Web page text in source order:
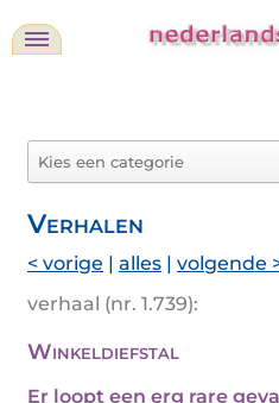
Verhalen
< vorige | alles | volgende
verhaal (nr. 1.739):
Winkeldiefstal
Er loopt een erg rare